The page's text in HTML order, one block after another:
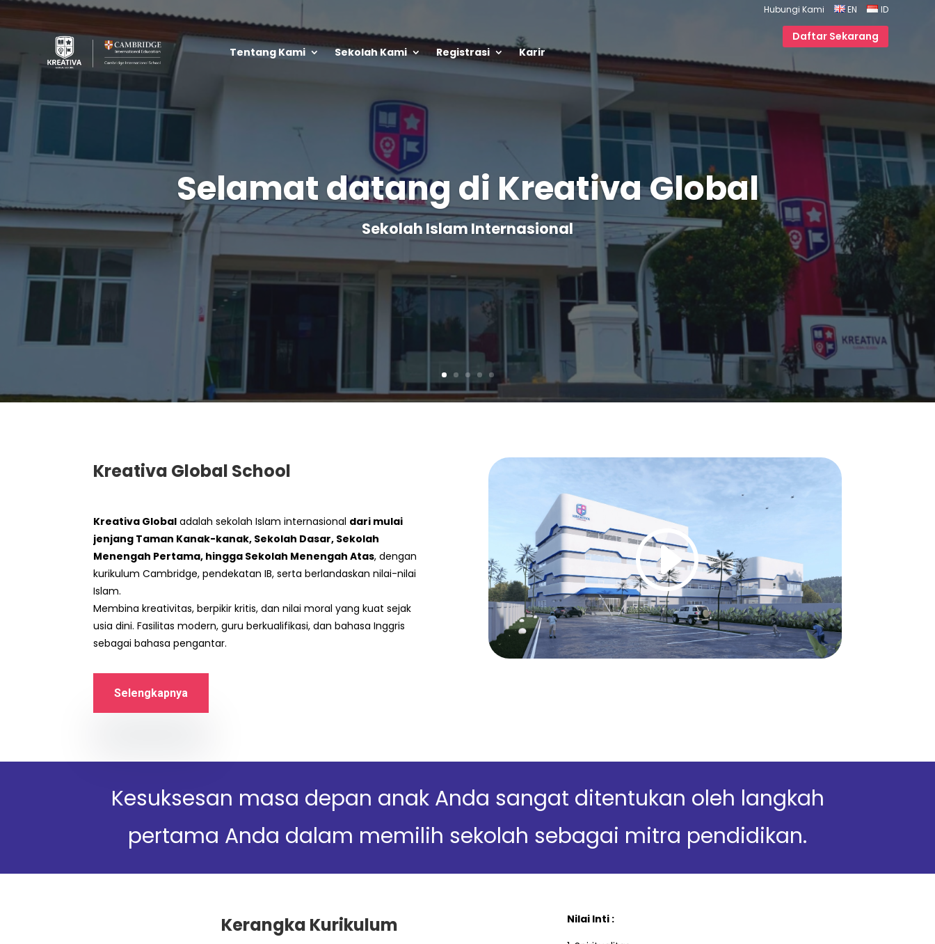
Hubungi Kami EN ID
Tentang Kami Sekolah Kami Registrasi Karir
Daftar Sekarang
Selamat datang di Kreativa Global
Sekolah Islam Internasional
Kreativa Global School
Kreativa Global adalah sekolah Islam internasional dari mulai
jenjang Taman Kanak-kanak, Sekolah Dasar, Sekolah
Menengah Pertama, hingga Sekolah Menengah Atas, dengan
kurikulum Cambridge, pendekatan IB, serta berlandaskan nilai-nilai
Islam.
Membina kreativitas, berpikir kritis, dan nilai moral yang kuat sejak
usia dini. Fasilitas modern, guru berkualifikasi, dan bahasa Inggris
sebagai bahasa pengantar.
Selengkapnya
Kesuksesan masa depan anak Anda sangat ditentukan oleh langkah
pertama Anda dalam memilih sekolah sebagai mitra pendidikan.
Kerangka Kurikulum
Nilai Inti :